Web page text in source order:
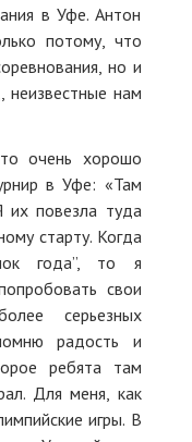
в Уфе. Антон
потому, что
но и
неизвестные нам
очень хорошо
в Уфе: «Там
их повезла туда
старту. Когда
года”, то я
свои
серьезных
радость и
ребята там
Для меня, как
игры. В